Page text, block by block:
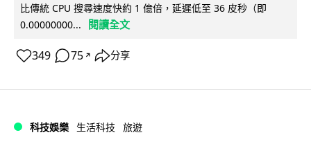
比傳統 CPU 搜尋速度快約 1 億倍，延遲低至 36 皮秒（即
0.00000000...
閱讀全文
349 75 ↗ 分享
科技娛樂 生活科技 旅遊